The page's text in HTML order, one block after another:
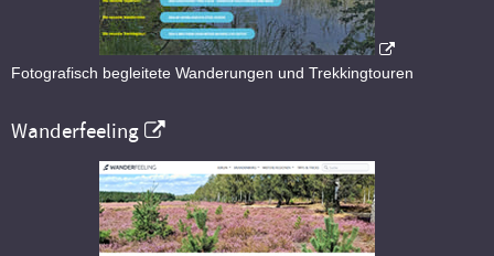
Fotografisch begleitete Wanderungen und Trekkingtouren
Wanderfeeling